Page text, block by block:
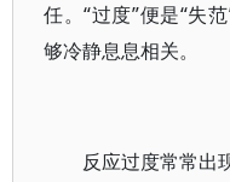
任。“过度”便是“失
够冷静息息相关。
反应过度常常出